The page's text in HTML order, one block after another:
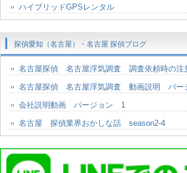
ハイブリッドGPSレンタル
探偵愛知（名古屋）・名古屋 探偵ブログ
名古屋探偵 名古屋浮気調査 調査依頼時の注
名古屋探偵 名古屋浮気調査 動画説明 バー
会社説明動画 バージョン 1
名古屋 探偵業界おかしな話 season2-4